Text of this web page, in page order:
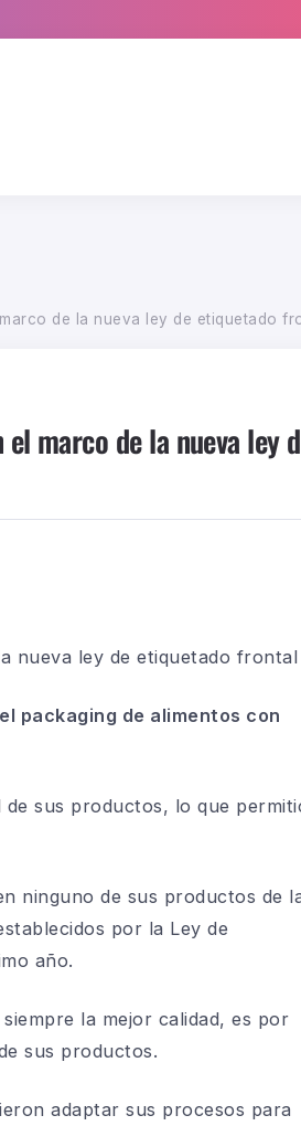
de la nueva ley de etiquetado
marco de la nueva ley
nueva ley de etiquetado frontal
packaging de alimentos con
sus productos, lo que
ninguno de sus productos de
por la Ley de
año.
la mejor calidad, es por
sus productos.
adaptar sus procesos para